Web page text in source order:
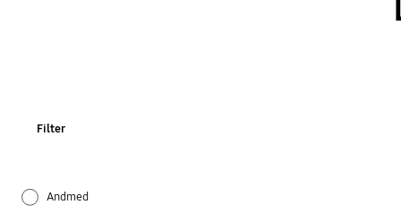
Filter
Andmed